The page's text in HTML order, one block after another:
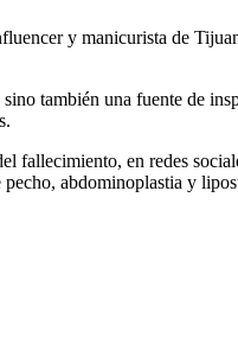
y manicurista de
también una fuente de
fallecimiento, en redes
abdominoplastia y